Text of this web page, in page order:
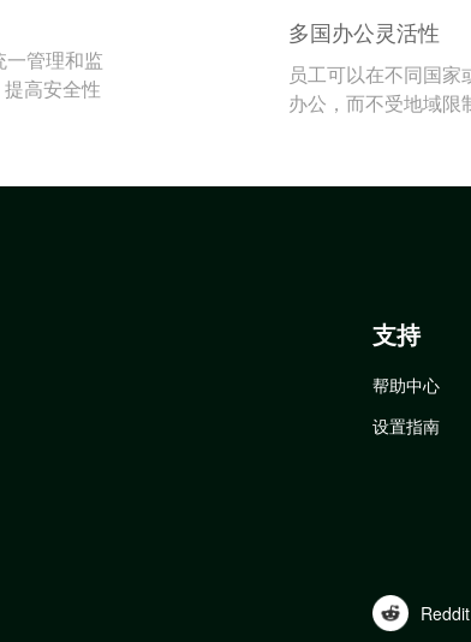
管理和监
高安全性
多国办公灵活性
员工可以在不同国家
办公，而不受地域限
支持
帮助中心
设置指南
Reddit